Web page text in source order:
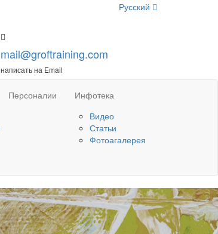
Русский
mail@groftraining.com
написать на Email
Персоналии
Инфотека
Видео
Статьи
Фотоагалерея